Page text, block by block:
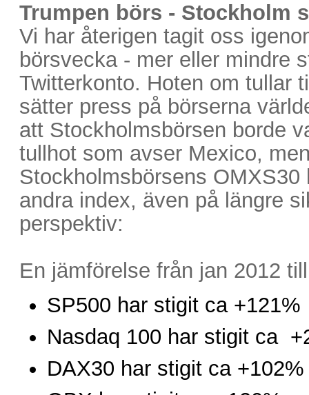
Trumpen börs - Stockholm
Vi har återigen tagit oss
börsvecka - mer eller mindre
Twitterkonto. Hoten om tullar
sätter press på börserna
att Stockholmsbörsen borde
tullhot som avser Mexico,
Stockholmsbörsens
andra index, även på längre
perspektiv:
En jämförelse från jan 2012
SP500 har stigit ca +121%
Nasdaq 100 har stigit ca
DAX30 har stigit ca +102%